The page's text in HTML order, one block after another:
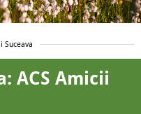
Suceava
ACS Amicii